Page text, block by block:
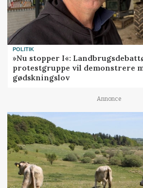
POLITIK
»Nu stopper I«:
protestgruppe vil demonstrere
gødskningslov
Annonce